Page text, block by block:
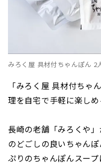
みろく屋 具材付ちゃんぽん 2
「みろく屋 具材付ちゃ
理を自宅で手軽に楽しめ
長崎の老舗「みろくや
のどごしの良いちゃん
ぷりのちゃんぽんスー